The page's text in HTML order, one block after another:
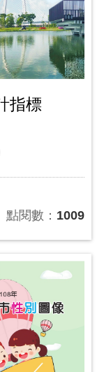
指標
點閱數： 1009